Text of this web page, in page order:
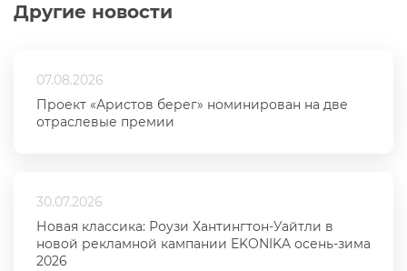
Другие новости
07.08.2026
Проект «Аристов берег» номинирован на две
отраслевые премии
30.07.2026
Новая классика: Роузи Хантингтон-Уайтли в
новой рекламной кампании EKONIKA осень-зима
2026